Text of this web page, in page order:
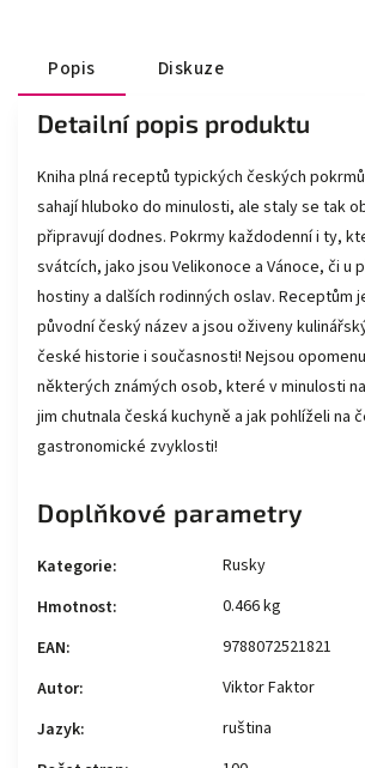
Popis Diskuze
Detailní popis produktu
Kniha plná receptů typických českých
sahají hluboko do minulosti, ale staly se tak
připravují dodnes. Pokrmy každodenní i ty,
svátcích, jako jsou Velikonoce a Vánoce, či
hostiny a dalších rodinných oslav. Receptům
původní český název a jsou oživeny
české historie i současnosti! Nejsou
některých známých osob, které v minulosti
jim chutnala česká kuchyně a jak pohlíželi na
gastronomické zvyklosti!
Doplňkové parametry
Kategorie:
Rusky
Hmotnost:
0.466 kg
EAN:
9788072521821
Autor:
Viktor Faktor
Jazyk:
ruština